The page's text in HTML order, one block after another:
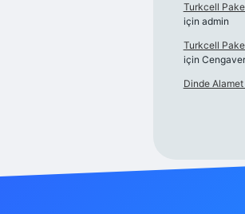
Turkcell
için admin
Turkcell
için Cengaver
Dinde